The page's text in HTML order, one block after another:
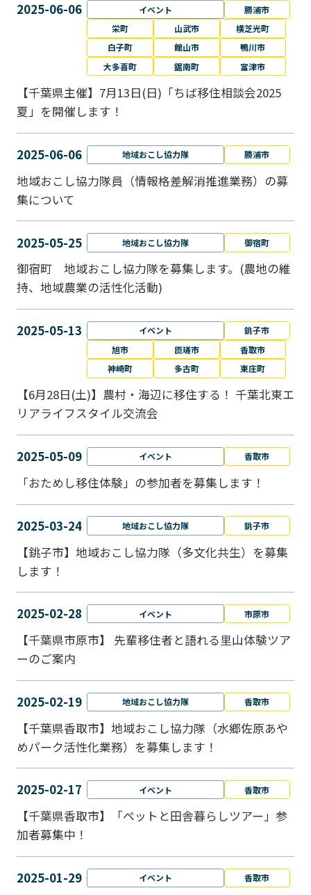
2025-06-06 イベント
勝浦市
栄町
山武市
横芝光町
白子町
館山市
鴨川市
大多喜町
鋸南町 富津市
【千葉県主催】7月13日(日)「ちば移住相談会2025
夏」を開催します！
2025-06-06 地域おこし協力隊 勝浦市
地域おこし協力隊員（情報格差解消推進業務）の募
集について
2025-05-25 地域おこし協力隊 御宿町
御宿町 地域おこし協力隊を募集します。(農地の維
持、地域農業の活性化活動)
2025-05-13 イベント
銚子市
旭市
匝瑳市
香取市
神崎町
多古町 東庄町
【6月28日(土)】農村・海辺に移住する！ 千葉北東エ
リアライフスタイル交流会
2025-05-09 イベント 香取市
「おためし移住体験」の参加者を募集します！
2025-03-24 地域おこし協力隊 銚子市
【銚子市】地域おこし協力隊（多文化共生）を募集
します！
2025-02-28 イベント 市原市
【千葉県市原市】 先輩移住者と語れる里山体験ツア
ーのご案内
2025-02-19 地域おこし協力隊 香取市
【千葉県香取市】地域おこし協力隊（水郷佐原あや
めパーク活性化業務）を募集します！
2025-02-17 イベント 香取市
【千葉県香取市】「ペットと⽥舎暮らしツアー」参
加者募集中！
2025-01-29 イベント 香取市